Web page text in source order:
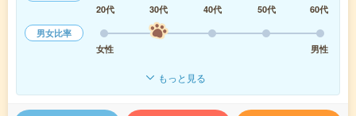
20代
30代 40代 50代
60代
男女比率
女性
男性
もっと見る